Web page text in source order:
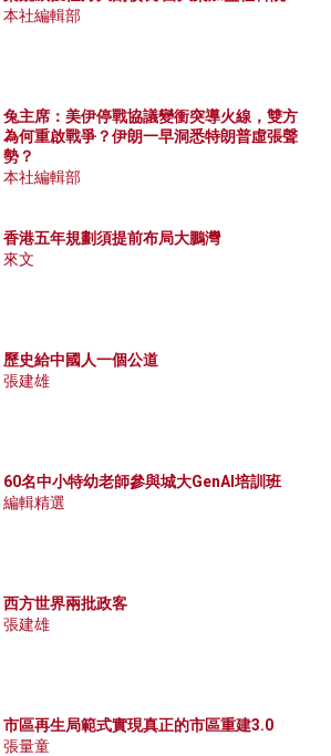
本社編輯部
兔主席：美伊停戰協議變衝突導火線，雙方
為何重啟戰爭？伊朗一早洞悉特朗普虛張聲
勢？
本社編輯部
香港五年規劃須提前布局大鵬灣
來文
歷史給中國人一個公道
張建雄
60名中小特幼老師參與城大GenAI培訓班
編輯精選
西方世界兩批政客
張建雄
市區再生局範式實現真正的市區重建3.0
張量童